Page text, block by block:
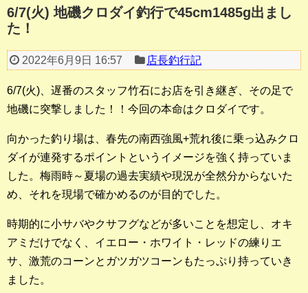
6/7(火) 地磯クロダイ釣行で45cm1485g出まし
た！
2022年6月9日 16:57 店長釣行記
6/7(火)、遅番のスタッフ竹石にお店を引き継ぎ、その足で
地磯に突撃しました！！今回の本命はクロダイです。
向かった釣り場は、春先の南西強風+荒れ後に乗っ込みクロ
ダイが連発するポイントというイメージを強く持っていま
した。梅雨時～夏場の過去実績や現況が全然分からないた
め、それを現場で確かめるのが目的でした。
時期的に小サバやクサフグなどが多いことを想定し、オキ
アミだけでなく、イエロー・ホワイト・レッドの練りエ
サ、激荒のコーンとガツガツコーンもたっぷり持っていき
ました。
投げ・堤防釣り
陸っぱりルアー
船・ボート釣り
その他の釣り
釣果ランキング
2023年 クロダイ部門
クロダイ部門
メジナ部門